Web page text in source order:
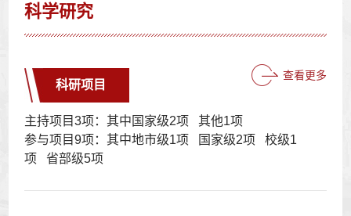
科学研究
科研项目
查看更多
主持项目3项：其中国家级2项 其他1项
参与项目9项：其中地市级1项 国家级2项 校级1
项 省部级5项